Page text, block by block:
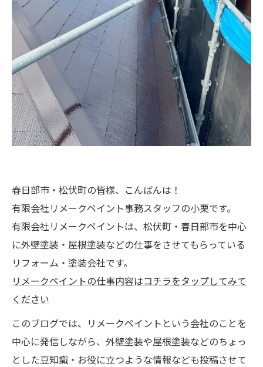
春日部市・松伏町の皆様、こんばんは！
有限会社リメークペイント事務スタッフの小栗です。
有限会社リメークペイントは、松伏町・春日部市を中心
に外壁塗装・屋根塗装などの仕事をさせてもらっている
リフォーム・塗装会社です。
リメークペイントの仕事内容はコチラをタップしてみて
ください
このブログでは、リメークペイントという会社のことを
中心に発信しながら、外壁塗装や屋根塗装などのちょっ
とした豆知識・お役に立つような情報なども投稿させて